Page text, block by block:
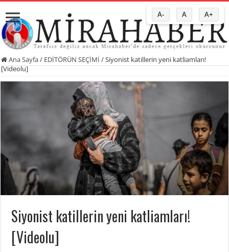
Ana Sayfa/ EDİTÖRÜN SEÇİMİ /Siyonist katillerin yeni katliamları!
[Videolu]
Siyonist katillerin yeni katliamları!
[Videolu]
A- A A+